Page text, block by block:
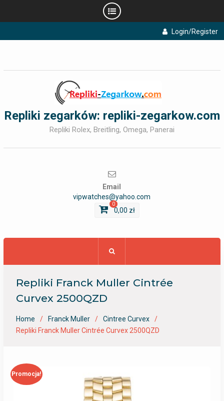
to
Login/Register
Repliki zegarków: repliki-zegarkow.com
Repliki Rolex, Breitling, Omega, Panerai
Email
vipwatches@yahoo.com
0
0,00 zł
Repliki Franck Muller Cintrée
Curvex 2500QZD
Home Franck Muller
Cintree Curvex
Repliki Franck Muller Cintrée Curvex 2500QZD
Promocja!